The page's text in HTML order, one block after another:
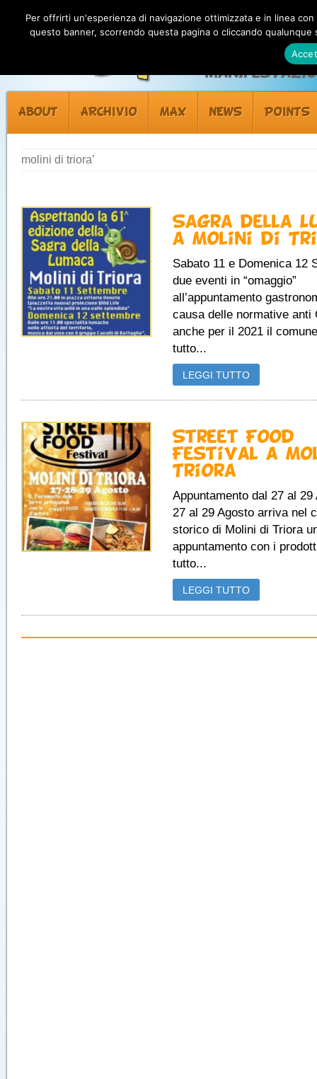
ABOUT ARCHIVIO MAX NEWS POINTS
molini di triora’
Sagra della
a Molini di
Sabato 11 e Domenica 12
due eventi in “omaggio”
all’appuntamento
causa delle normative anti
anche per il 2021 il
tutto...
LEGGI TUTTO
Street Food
Festival a
Triora
Appuntamento dal 27 al 29
27 al 29 Agosto arriva nel
storico di Molini di Triora
appuntamento con i
tutto...
LEGGI TUTTO
Per offrirti un'esperienza di navigazione ottimizzata e in linea
questo banner, scorrendo questa pagina o cliccando